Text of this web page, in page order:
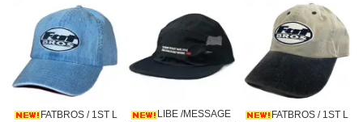
FATBROS / 1ST L
LIBE /MESSAGE
FATBROS / 1ST L